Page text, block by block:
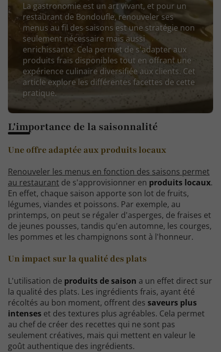
La gastronomie est un art vivant, et pour un
restaurant de Bondoufle, renouveler ses
menus au fil des saisons est une stratégie non
seulement nécessaire mais aussi
enrichissante. Cela permet de s'adapter aux
produits frais disponibles tout en offrant une
expérience culinaire diversifiée aux clients. Cet
article explore les différentes facettes de cette
pratique.
L'importance de la saisonnalité
Une offre adaptée aux produits locaux
Renouveler les menus en fonction des saisons permet
au restaurant de s'approvisionner en produits locaux.
En effet, chaque saison apporte son lot de fruits,
légumes, viandes et poissons. Par exemple, au
printemps, on peut se régaler d'asperges, de fraises et
de jeunes pousses, tandis qu'en automne, les courges,
les pommes et les champignons sont à l'honneur.
Un impact sur la qualité des plats
L'utilisation de produits de saison a un effet direct sur
la qualité des plats. Les ingrédients frais, ayant été
récoltés au bon moment, offrent des saveurs plus
intenses et des textures plus agréables. Cela permet
au chef de créer des recettes qui ne sont pas
seulement créatives, mais qui mettent en valeur le
goût authentique des ingrédients.